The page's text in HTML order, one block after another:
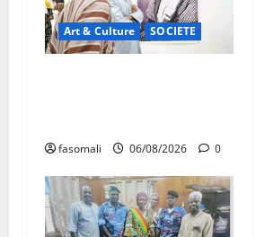
Art & Culture SOCIETE
fasomali 06/08/2026 0